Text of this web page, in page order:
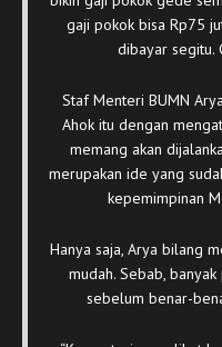
gaji pokok bisa Rp75
dibayar segitu.
Staf Menteri BUMN
Ahok itu dengan
memang akan
merupakan ide yang
kepemimpinan
Hanya saja, Arya bilang
mudah. Sebab,
sebelum benar-